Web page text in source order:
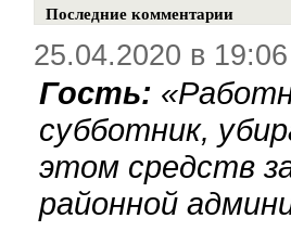
Последние комментарии
25.04.2020 в 19:06
Гость: «
субботник,
этом средств
районной